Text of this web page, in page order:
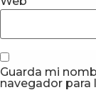
Guarda mi
navegador para